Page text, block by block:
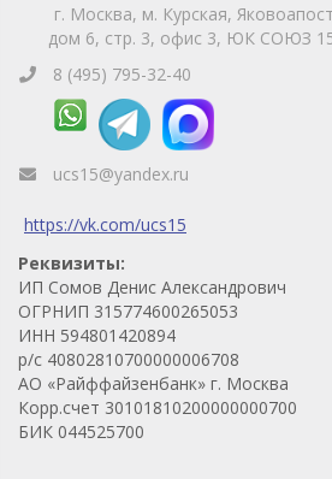
г. Москва, м. Курская,
дом 6, стр. 3, офис 3, ЮК СОЮЗ
8 (495) 795-32-40
ucs15@yandex.ru
https://vk.com/ucs15
Реквизиты:
ИП Сомов Денис Александрович
ОГРНИП 315774600265053
ИНН 594801420894
р/с 40802810700000006708
АО «Райффайзенбанк» г. Москва
Корр.счет 30101810200000000700
БИК 044525700